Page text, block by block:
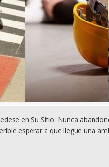
en Su Sitio. Nunca
esperar a que llegue una